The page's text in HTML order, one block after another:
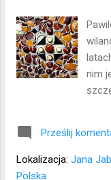
nim
Prześlij
Lokalizacja: Jana
Polska